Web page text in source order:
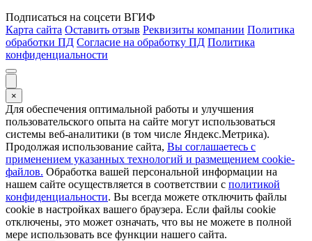
Подписаться на соцсети ВГИФ
Карта сайта Оставить отзыв Реквизиты компании Политика
обработки ПД Согласие на обработку ПД Политика
конфиденциальности
×
Для обеспечения оптимальной работы и улучшения
пользовательского опыта на сайте могут использоваться
системы веб-аналитики (в том числе Яндекс.Метрика).
Продолжая использование сайта, Вы соглашаетесь с
применением указанных технологий и размещением cookie-
файлов. Обработка вашей персональной информации на
нашем сайте осуществляется в соответствии с политикой
конфиденциальности. Вы всегда можете отключить файлы
cookie в настройках вашего браузера. Если файлы cookie
отключены, это может означать, что вы не можете в полной
мере использовать все функции нашего сайта.